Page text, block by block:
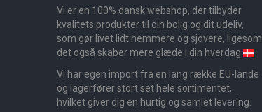
Vi er en 100% dansk webshop, der tilbyder
kvalitets produkter til din bolig og dit udeliv,
som gør livet lidt nemmere og sjovere, ligesom
det også skaber mere glæde i din hverdag
Vi har egen import fra en lang række EU-lande
og lagerfører stort set hele sortimentet,
hvilket giver dig en hurtig og samlet levering.